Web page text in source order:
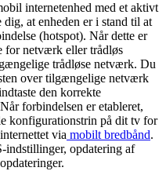
internetenhed med et aktivt
at enheden er i stand til at
(hotspot). Når dette er
for netværk eller trådløs
trådløse netværk. Du
over tilgængelige netværk
den korrekte
forbindelsen er etableret,
konfigurationstrin på dit tv for
via mobilt bredbånd.
opdatering af